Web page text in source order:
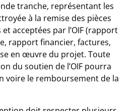
tranche, représentant les
à la remise des pièces
acceptées par l’OIF (rapport
rapport financier, factures,
en œuvre du projet. Toute
du soutien de l’OIF pourra
voire le remboursement de la